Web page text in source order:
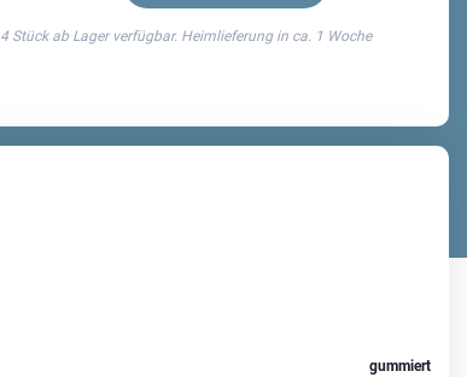
4 Stück ab Lager verfügbar. Heimlieferung in ca. 1 Woche
gummiert